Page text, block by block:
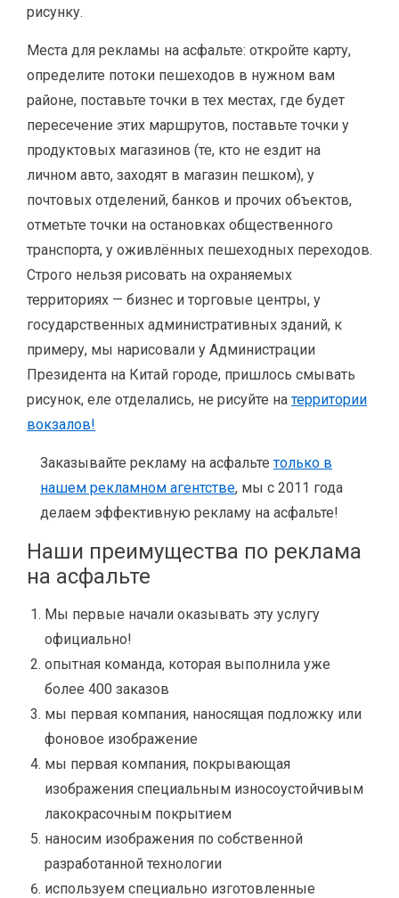
рисунку.
Места для рекламы на асфальте: откройте карту,
определите потоки пешеходов в нужном вам
районе, поставьте точки в тех местах, где будет
пересечение этих маршрутов, поставьте точки у
продуктовых магазинов (те, кто не ездит на
личном авто, заходят в магазин пешком), у
почтовых отделений, банков и прочих объектов,
отметьте точки на остановках общественного
транспорта, у оживлённых пешеходных переходов.
Строго нельзя рисовать на охраняемых
территориях — бизнес и торговые центры, у
государственных административных зданий, к
примеру, мы нарисовали у Администрации
Президента на Китай городе, пришлось смывать
рисунок, еле отделались, не рисуйте натерритории
вокзалов!
Заказывайте рекламу на асфальтетолько в
нашем рекламном агентстве, мы с 2011 года
делаем эффективную рекламу на асфальте!
Наши преимущества по реклама
на асфальте
Мы первые начали оказывать эту услугу
официально!
опытная команда, которая выполнила уже
более 400 заказов
мы первая компания, наносящая подложку или
фоновое изображение
мы первая компания, покрывающая
изображения специальным износоустойчивым
лакокрасочным покрытием
наносим изображения по собственной
разработанной технологии
используем специально изготовленные